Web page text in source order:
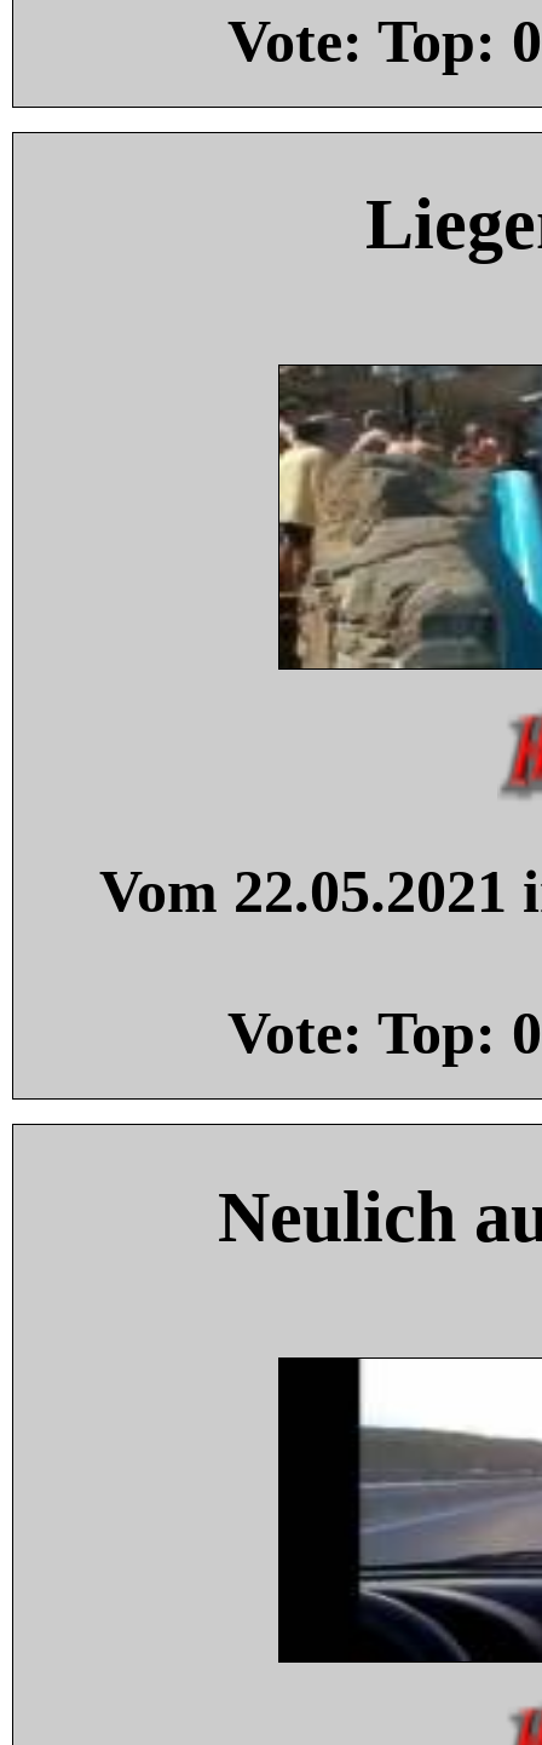
Vote: Top: 0
Vom
Vote: Top: 0
Neulich